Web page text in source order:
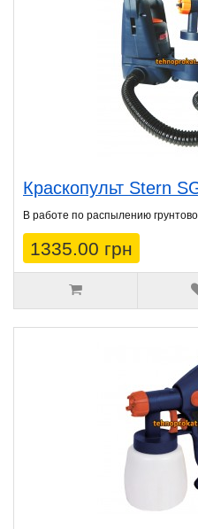
Краскопульт Stern
В работе по распылению
1335.00 грн